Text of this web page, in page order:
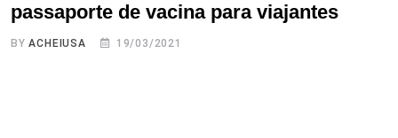
passaporte de vacina para viajantes
BYACHEIUSA 19/03/2021